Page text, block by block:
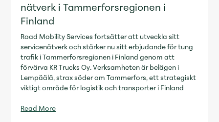
nätverk i Tammerforsregionen i
Finland
Road Mobility Services fortsätter att utveckla sitt
servicenätverk och stärker nu sitt erbjudande för tung
trafik i Tammerforsregionen i Finland genom att
förvärva KR Trucks Oy. Verksamheten är belägen i
Lempäälä, strax söder om Tammerfors, ett strategiskt
viktigt område för logistik och transporter i Finland
Read More